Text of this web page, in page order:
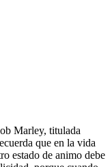
Marley, titulada
que en la vida
estado de animo debe